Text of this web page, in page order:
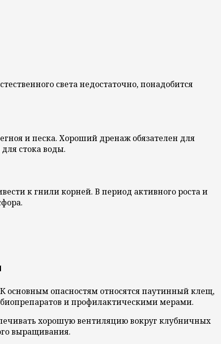
света недостаточно, понадобится
и песка. Хороший дренаж обязателен для
стока воды.
к гнили корней. В период активного роста и
основным опасностям относятся паутинный клещ,
и профилактическими мерами.
хорошую вентиляцию вокруг клубничных
выращивания.